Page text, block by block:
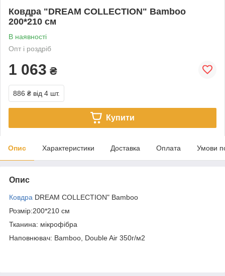
Ковдра "DREAM COLLECTION" Bamboo
200*210 см
В наявності
Опт і роздріб
1 063 ₴
886 ₴ від 4 шт.
Купити
Опис Характеристики Доставка Оплата Умови
Опис
Ковдра DREAM COLLECTION" Bamboo
Розмір:200*210 см
Тканина: мікрофібра
Наповнювач: Bamboo, Double Air 350г/м2